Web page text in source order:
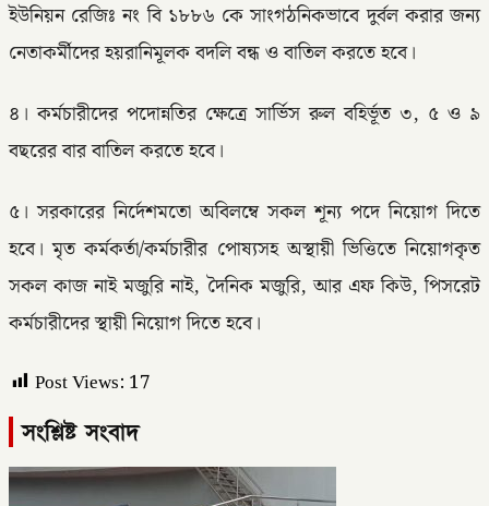
ইউনিয়ন রেজিঃ নং বি ১৮৮৬ কে সাংগঠনিকভাবে দুর্বল করার জন্য
নেতাকর্মীদের হয়রানিমূলক বদলি বন্ধ ও বাতিল করতে হবে।
৪। কর্মচারীদের পদোন্নতির ক্ষেত্রে সার্ভিস রুল বহির্ভূত ৩, ৫ ও ৯
বছরের বার বাতিল করতে হবে।
৫। সরকারের নির্দেশমতো অবিলম্বে সকল শূন্য পদে নিয়োগ দিতে
হবে। মৃত কর্মকর্তা/কর্মচারীর পোষ্যসহ অস্থায়ী ভিত্তিতে নিয়োগকৃত
সকল কাজ নাই মজুরি নাই, দৈনিক মজুরি, আর এফ কিউ, পিসরেট
কর্মচারীদের স্থায়ী নিয়োগ দিতে হবে।
Post Views: 17
সংশ্লিষ্ট সংবাদ